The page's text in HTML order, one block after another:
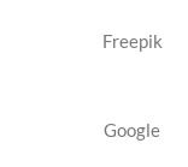
Freepik
Google